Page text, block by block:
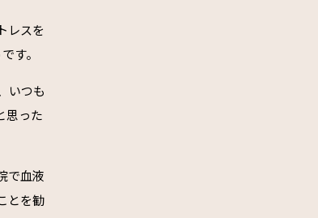
レスを
す。
いつも
思った
で血液
とを勧